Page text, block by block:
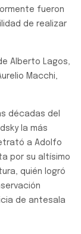
fueron
de realizar
Alberto Lagos,
Macchi,
décadas del
la más
a Adolfo
por su altísimo
quién logró
de antesala